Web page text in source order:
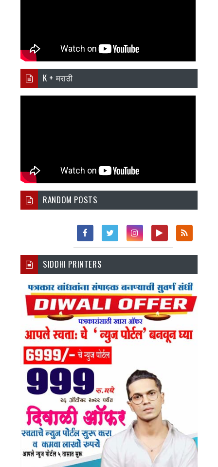
K + मराठी
RANDOM POSTS
Fac
Ebo
Ok
Twi
Inst
Am
You
E
SIDDHI PRINTERS